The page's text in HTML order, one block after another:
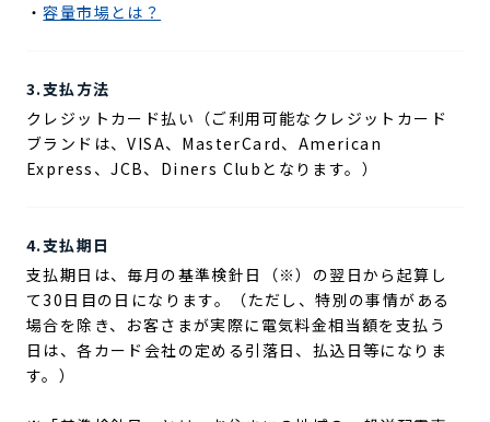
・容量市場とは？
3.支払方法
クレジットカード払い（ご利用可能なクレジットカード
ブランドは、VISA、MasterCard、American
Express、JCB、Diners Clubとなります。）
4.支払期日
支払期日は、毎月の基準検針日（※）の翌日から起算し
て30日目の日になります。（ただし、特別の事情がある
場合を除き、お客さまが実際に電気料金相当額を支払う
日は、各カード会社の定める引落日、払込日等になりま
す。）